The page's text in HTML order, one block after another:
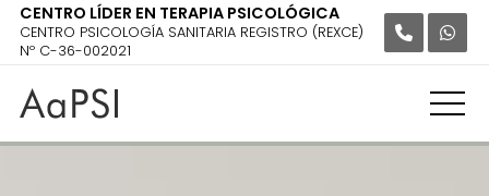
CENTRO LÍDER EN TERAPIA PSICOLÓGICA
CENTRO PSICOLOGÍA SANITARIA REGISTRO (REXCE)
Nº C-36-002021